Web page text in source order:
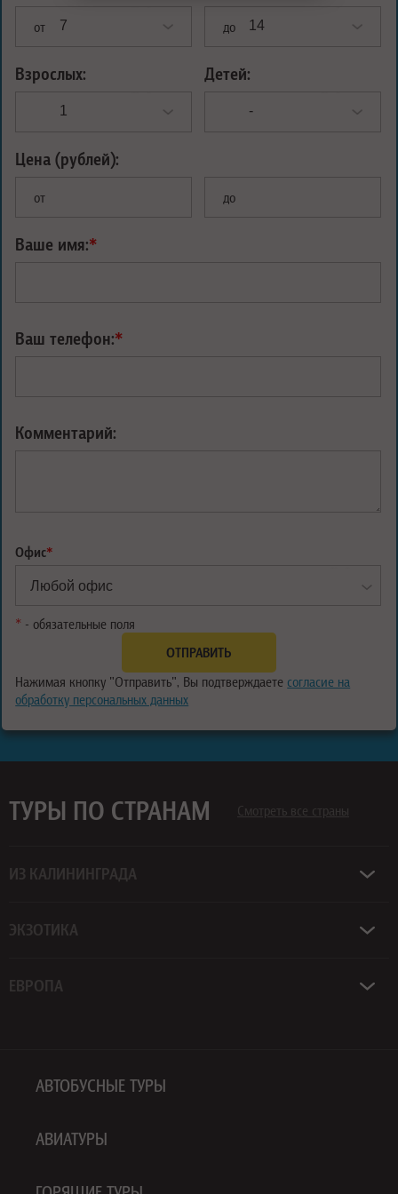
от до
Взрослых: Детей:
Цена (рублей):
от до
Ваше имя:*
Ваш телефон:*
Комментарий:
Офис*
* - обязательные поля
Нажимая кнопку "Отправить", Вы подтверждаете согласие на
обработку персональных данных
ТУРЫ ПО СТРАНАМ Смотреть все страны
ИЗ КАЛИНИНГРАДА
ЭКЗОТИКА
ЕВРОПА
АВТОБУСНЫЕ ТУРЫ
АВИАТУРЫ